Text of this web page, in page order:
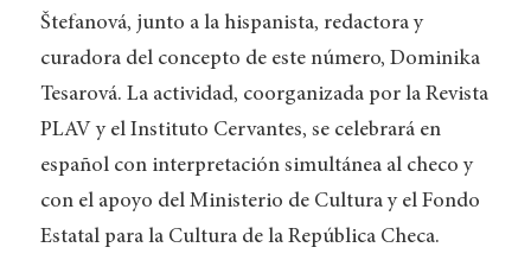
Štefanová, junto a la hispanista, redactora y
curadora del concepto de este número, Dominika
Tesarová. La actividad, coorganizada por la Revista
PLAV y el Instituto Cervantes, se celebrará en
español con interpretación simultánea al checo y
con el apoyo del Ministerio de Cultura y el Fondo
Estatal para la Cultura de la República Checa.